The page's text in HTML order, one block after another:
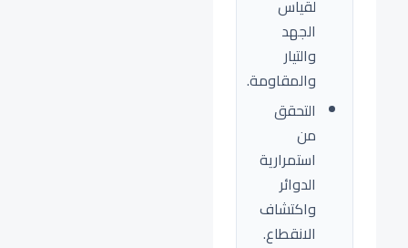
لقياس
الجهد
والتيار
والمقاومة.
التحقق
من
استمرارية
الدوائر
واكتشاف
الانقطاع.